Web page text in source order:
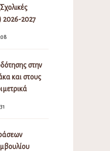
2026-2027
στην
και στους